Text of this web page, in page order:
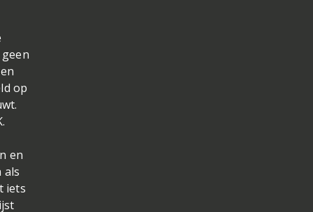
op
en
als
iets